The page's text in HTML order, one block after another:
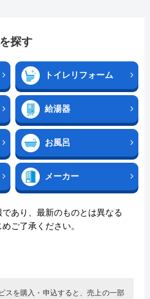
探す
トイレリフォーム
給湯器
お風呂
メーカー
あり、最新のものとは異なる
ご了承ください。
を購入・申込すると、売上の一部